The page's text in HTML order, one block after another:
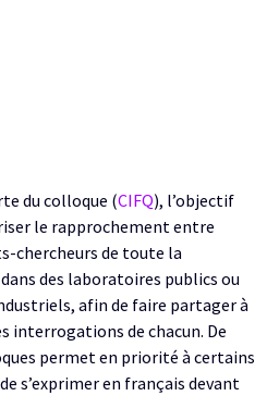
du colloque (CIFQ), l’objectif
le rapprochement entre
chercheurs de toute la
des laboratoires publics ou
afin de faire partager à
interrogations de chacun. De
permet en priorité à certains
s’exprimer en français devant